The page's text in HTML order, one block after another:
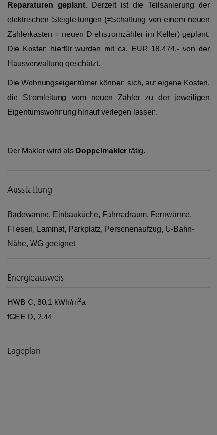
Reparaturen geplant. Derzeit ist die Teilsanierung der
elektrischen Steigleitungen (=Schaffung von einem neuen
Zählerkasten = neuen Drehstromzähler im Keller) geplant.
Die Kosten hierfür wurden mit ca. EUR 18.474,- von der
Hausverwaltung geschätzt.
Die Wohnungseigentümer können sich, auf eigene Kosten,
die Stromleitung vom neuen Zähler zu der jeweiligen
Eigentumswohnung hinauf verlegen lassen.
Der Makler wird als Doppelmakler tätig.
Ausstattung
Badewanne Einbauküche Fahrradraum Fernwärme
Fliesen
Laminat Parkplatz Personenaufzug U-Bahn-
Nähe WG geeignet
Energieausweis
HWB C, 80.1 kWh/m2a
fGEE D, 2,44
Lageplan